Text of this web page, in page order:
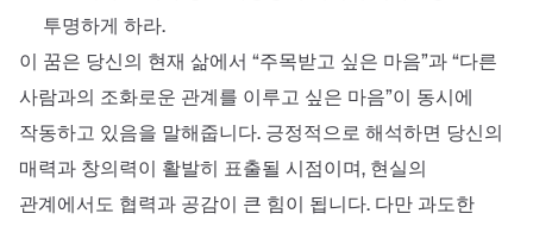
투명하게 하라.
이 꿈은 당신의 현재 삶에서 “주목받고 싶은 마음”과 “다른
사람과의 조화로운 관계를 이루고 싶은 마음”이 동시에
작동하고 있음을 말해줍니다. 긍정적으로 해석하면 당신의
매력과 창의력이 활발히 표출될 시점이며, 현실의
관계에서도 협력과 공감이 큰 힘이 됩니다. 다만 과도한